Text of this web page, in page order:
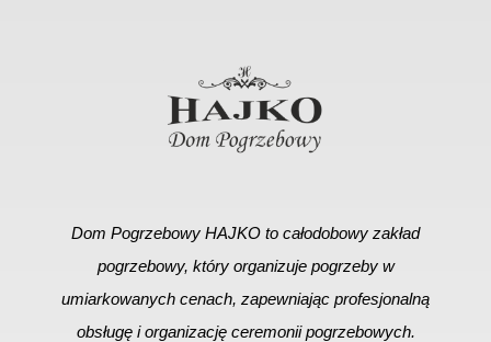
Dom Pogrzebowy HAJKO to całodobowy zakład
pogrzebowy, który organizuje pogrzeby w
umiarkowanych cenach, zapewniając profesjonalną
obsługę i organizację ceremonii pogrzebowych.